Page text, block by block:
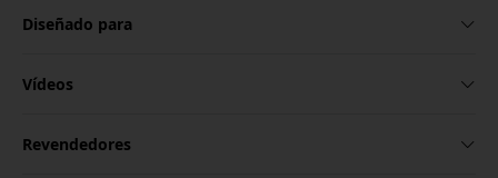
Diseñado para
Vídeos
Revendedores